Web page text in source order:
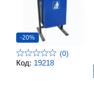
Код: 19218
-20%
(0)